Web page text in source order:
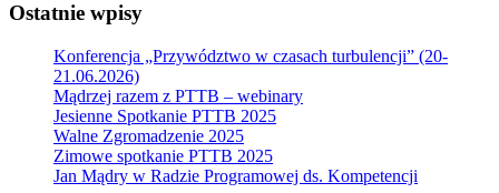
Ostatnie wpisy
Konferencja „Przywództwo w czasach turbulencji” (20-
21.06.2026)
Mądrzej razem z PTTB – webinary
Jesienne Spotkanie PTTB 2025
Walne Zgromadzenie 2025
Zimowe spotkanie PTTB 2025
Jan Mądry w Radzie Programowej ds. Kompetencji